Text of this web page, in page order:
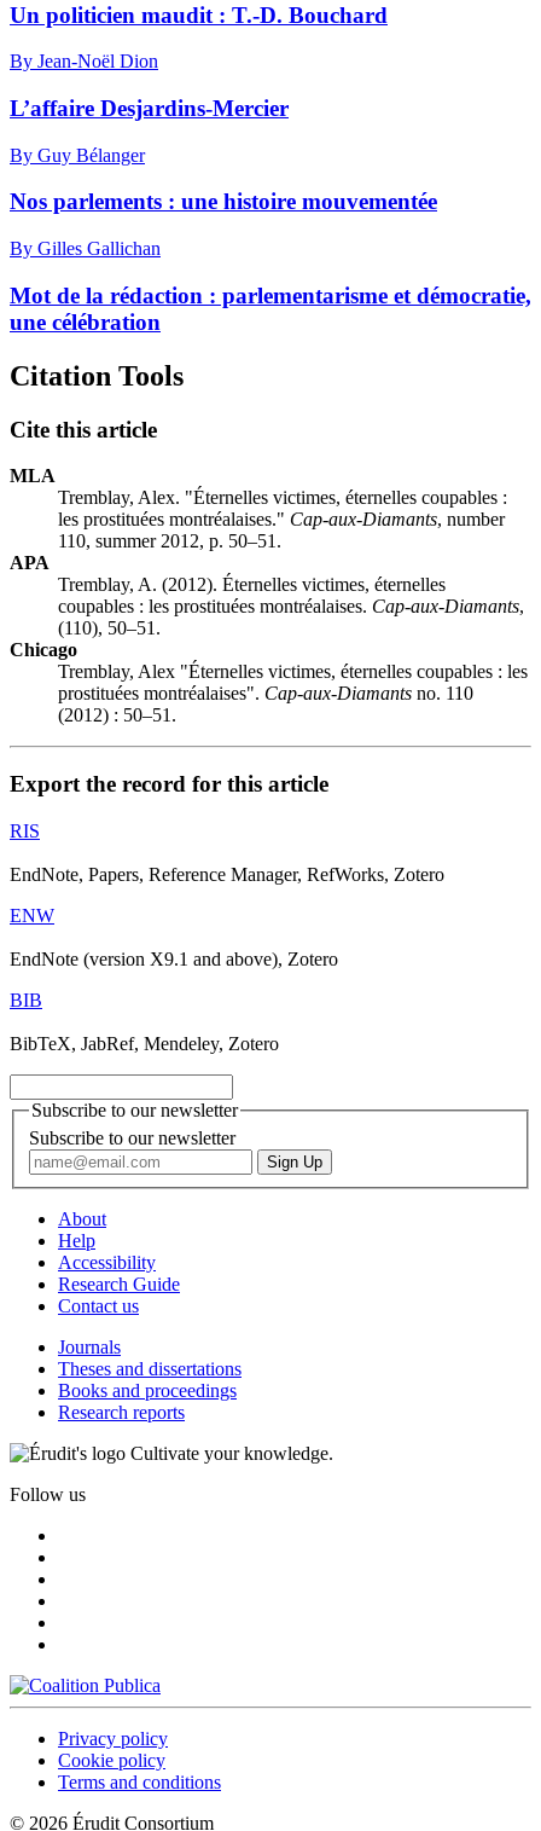
Un politicien maudit : T.-D. Bouchard
By Jean-Noël Dion
L’affaire Desjardins-Mercier
By Guy Bélanger
Nos parlements : une histoire mouvementée
By Gilles Gallichan
Mot de la rédaction : parlementarisme et démocratie,
une célébration
Citation Tools
Cite this article
MLA
Tremblay, Alex. "Éternelles victimes, éternelles coupables :
les prostituées montréalaises." Cap-aux-Diamants, number
110, summer 2012, p. 50–51.
APA
Tremblay, A. (2012). Éternelles victimes, éternelles
coupables : les prostituées montréalaises. Cap-aux-Diamants,
(110), 50–51.
Chicago
Tremblay, Alex "Éternelles victimes, éternelles coupables : les
prostituées montréalaises". Cap-aux-Diamants no. 110
(2012) : 50–51.
Export the record for this article
RIS
EndNote, Papers, Reference Manager, RefWorks, Zotero
ENW
EndNote (version X9.1 and above), Zotero
BIB
BibTeX, JabRef, Mendeley, Zotero
Subscribe to our newsletter
Subscribe to our newsletter
About
Help
Accessibility
Research Guide
Contact us
Journals
Theses and dissertations
Books and proceedings
Research reports
Cultivate your knowledge.
Follow us
Privacy policy
Cookie policy
Terms and conditions
© 2026 Érudit Consortium